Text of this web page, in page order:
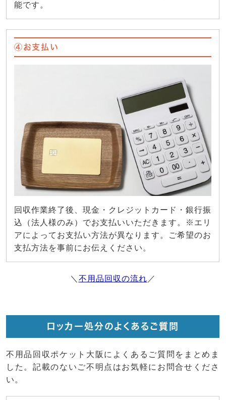
能です。
④お支払い
回収作業終了後、現金・クレジットカード・銀行振
込（法人様のみ）でお支払いいただきます。※エリ
アによってお支払い方法が異なります。ご希望のお
支払方法を事前にお伝えください。
＼ 不用品回収の流れ ／
ロッカー処分のよくあるご質問
不用品回収ポケット大阪によくあるご質問をまとめま
した。記載のないご不明点はお気軽にお問合せくださ
い。